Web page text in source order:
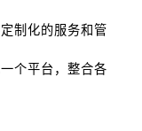
制化的服务和管
个平台，整合各